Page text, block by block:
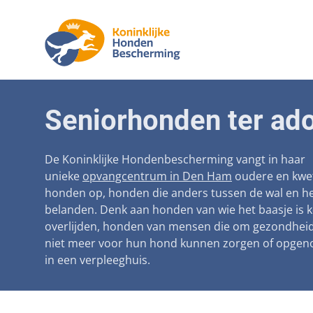
Verplichte
Seniorhonden ter
De Koninklijke Hondenbescherming vangt in haar
unieke opvangcentrum in Den Ham oudere en
honden op, honden die anders tussen de wal en
belanden. Denk aan honden van wie het baasje is
overlijden, honden van mensen die om
niet meer voor hun hond kunnen zorgen of
in een verpleeghuis.